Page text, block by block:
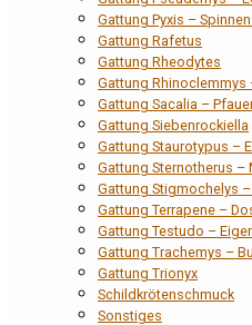
Gattung Pyxis –
Gattung Rafetus
Gattung Rheodytes
Gattung
Gattung Sacalia –
Gattung Siebenrockiella
Gattung Staurotypus –
Gattung Sternotherus
Gattung Stigmochelys
Gattung Terrapene –
Gattung Testudo –
Gattung Trachemys –
Gattung Trionyx
Schildkrötenschmuck
Sonstiges